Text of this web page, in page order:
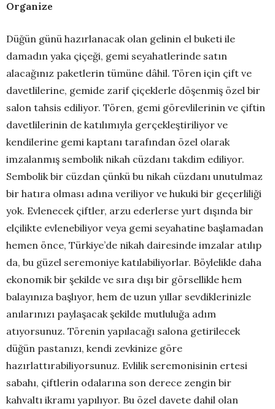
Organize
Düğün günü hazırlanacak olan gelinin el buketi ile
damadın yaka çiçeği, gemi seyahatlerinde satın
alacağınız paketlerin tümüne dâhil. Tören için çift ve
davetlilerine, gemide zarif çiçeklerle döşenmiş özel bir
salon tahsis ediliyor. Tören, gemi görevlilerinin ve çiftin
davetlilerinin de katılımıyla gerçekleştiriliyor ve
kendilerine gemi kaptanı tarafından özel olarak
imzalanmış sembolik nikah cüzdanı takdim ediliyor.
Sembolik bir cüzdan çünkü bu nikah cüzdanı unutulmaz
bir hatıra olması adına veriliyor ve hukuki bir geçerliliği
yok. Evlenecek çiftler, arzu ederlerse yurt dışında bir
elçilikte evlenebiliyor veya gemi seyahatine başlamadan
hemen önce, Türkiye’de nikah dairesinde imzalar atılıp
da, bu güzel seremoniye katılabiliyorlar. Böylelikle daha
ekonomik bir şekilde ve sıra dışı bir görsellikle hem
balayınıza başlıyor, hem de uzun yıllar sevdiklerinizle
anılarınızı paylaşacak şekilde mutluluğa adım
atıyorsunuz. Törenin yapılacağı salona getirilecek
düğün pastanızı, kendi zevkinize göre
hazırlattırabiliyorsunuz. Evlilik seremonisinin ertesi
sabahı, çiftlerin odalarına son derece zengin bir
kahvaltı ikramı yapılıyor. Bu özel davete dahil olan